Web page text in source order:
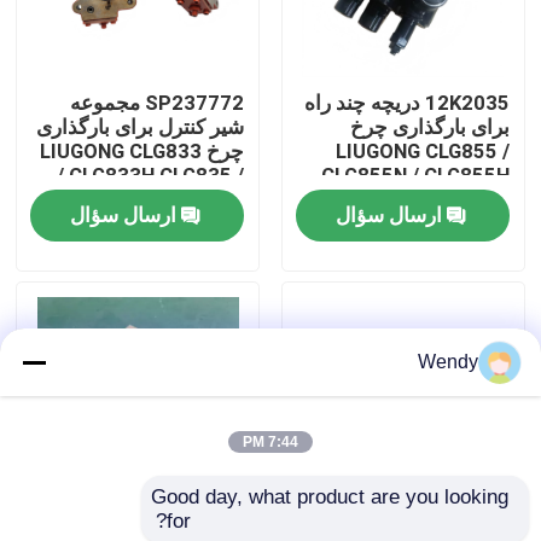
تور کارخانه
کنترل کیفیت
اخبار
12K2035 دریچه چند راه
برای بارگذاری چرخ
LIUGONG CLG855 /
CLG855N / CLG855H
CLG856 / CLG856H
CLG50CN / CLG50C
ارسال سؤال
SP237772 مجموعه
شیر کنترل برای بارگذاری
چرخ LIUGONG CLG833
/ CLG833H CLG835 /
CLG835H CLG836 /
CLG836H ZL30E /
ZL30F
ارسال سؤال
41A0876 دنده های
Wendy
7:44 PM
Good day, what product are you looking
for?